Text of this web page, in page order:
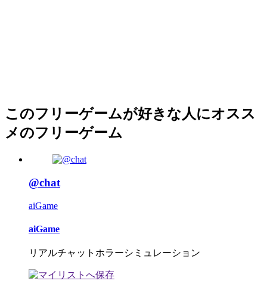
このフリーゲームが好きな人にオスス
メのフリーゲーム
@chat
aiGame
aiGame
リアルチャットホラーシミュレーション